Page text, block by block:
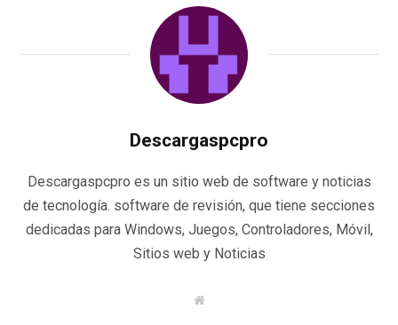
Descargaspcpro
Descargaspcpro es un sitio web de software y noticias
de tecnología. software de revisión, que tiene secciones
dedicadas para Windows, Juegos, Controladores, Móvil,
Sitios web y Noticias
W